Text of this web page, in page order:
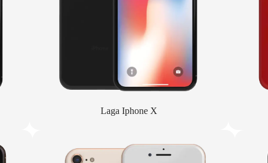
Laga Iphone X